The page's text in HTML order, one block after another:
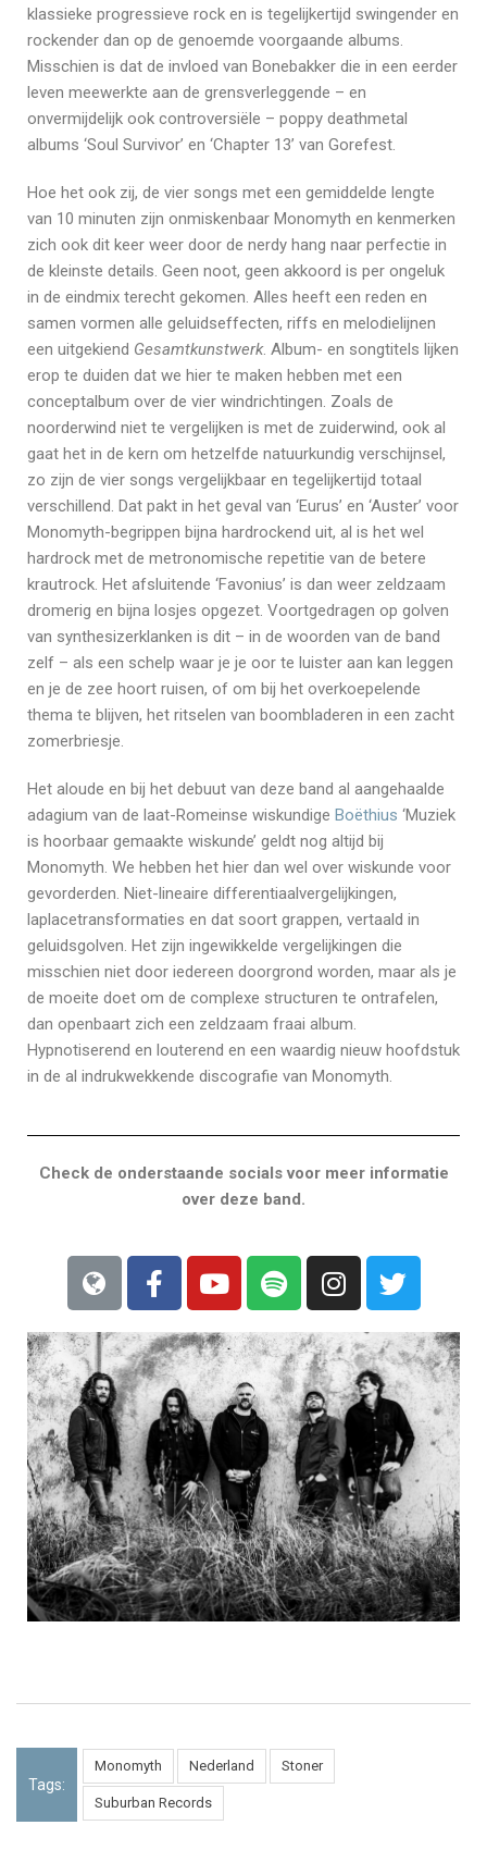
klassieke progressieve rock en is tegelijkertijd swingender en
rockender dan op de genoemde voorgaande albums.
Misschien is dat de invloed van Bonebakker die in een eerder
leven meewerkte aan de grensverleggende – en
onvermijdelijk ook controversiële – poppy deathmetal
albums ‘Soul Survivor’ en ‘Chapter 13’ van Gorefest.
Hoe het ook zij, de vier songs met een gemiddelde lengte
van 10 minuten zijn onmiskenbaar Monomyth en kenmerken
zich ook dit keer weer door de nerdy hang naar perfectie in
de kleinste details. Geen noot, geen akkoord is per ongeluk
in de eindmix terecht gekomen. Alles heeft een reden en
samen vormen alle geluidseffecten, riffs en melodielijnen
een uitgekiend Gesamtkunstwerk. Album- en songtitels lijken
erop te duiden dat we hier te maken hebben met een
conceptalbum over de vier windrichtingen. Zoals de
noorderwind niet te vergelijken is met de zuiderwind, ook al
gaat het in de kern om hetzelfde natuurkundig verschijnsel,
zo zijn de vier songs vergelijkbaar en tegelijkertijd totaal
verschillend. Dat pakt in het geval van ‘Eurus’ en ‘Auster’ voor
Monomyth-begrippen bijna hardrockend uit, al is het wel
hardrock met de metronomische repetitie van de betere
krautrock. Het afsluitende ‘Favonius’ is dan weer zeldzaam
dromerig en bijna losjes opgezet. Voortgedragen op golven
van synthesizerklanken is dit – in de woorden van de band
zelf – als een schelp waar je je oor te luister aan kan leggen
en je de zee hoort ruisen, of om bij het overkoepelende
thema te blijven, het ritselen van boombladeren in een zacht
zomerbriesje.
Het aloude en bij het debuut van deze band al aangehaalde
adagium van de laat-Romeinse wiskundige Boëthius ‘Muziek
is hoorbaar gemaakte wiskunde’ geldt nog altijd bij
Monomyth. We hebben het hier dan wel over wiskunde voor
gevorderden. Niet-lineaire differentiaalvergelijkingen,
laplacetransformaties en dat soort grappen, vertaald in
geluidsgolven. Het zijn ingewikkelde vergelijkingen die
misschien niet door iedereen doorgrond worden, maar als je
de moeite doet om de complexe structuren te ontrafelen,
dan openbaart zich een zeldzaam fraai album.
Hypnotiserend en louterend en een waardig nieuw hoofdstuk
in de al indrukwekkende discografie van Monomyth.
Check de onderstaande socials voor meer informatie
over deze band.
Tags:
Monomyth Nederland Stoner
Suburban Records